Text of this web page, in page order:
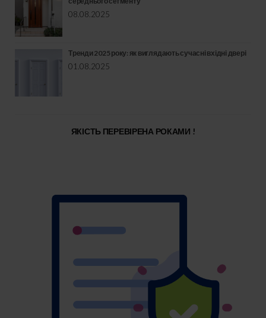
08.08.2025
Тренди 2025 року: як виглядають сучасні вхідні двері
01.08.2025
ЯКІСТЬ ПЕРЕВІРЕНА РОКАМИ !